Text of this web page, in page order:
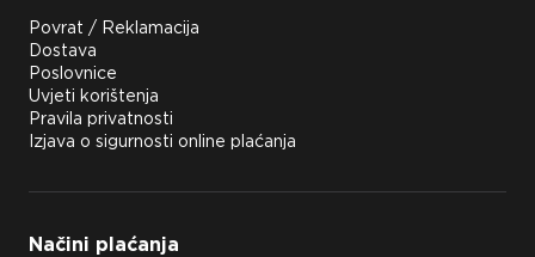
Povrat / Reklamacija
Dostava
Poslovnice
Uvjeti korištenja
Pravila privatnosti
Izjava o sigurnosti online plaćanja
Načini plaćanja